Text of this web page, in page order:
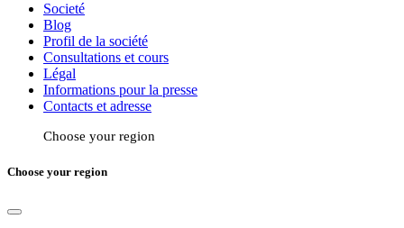
Societé
Blog
Profil de la société
Consultations et cours
Légal
Informations pour la presse
Contacts et adresse
Choose your region
Choose your region